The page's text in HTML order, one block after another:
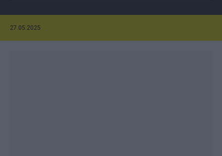
27.05.2025